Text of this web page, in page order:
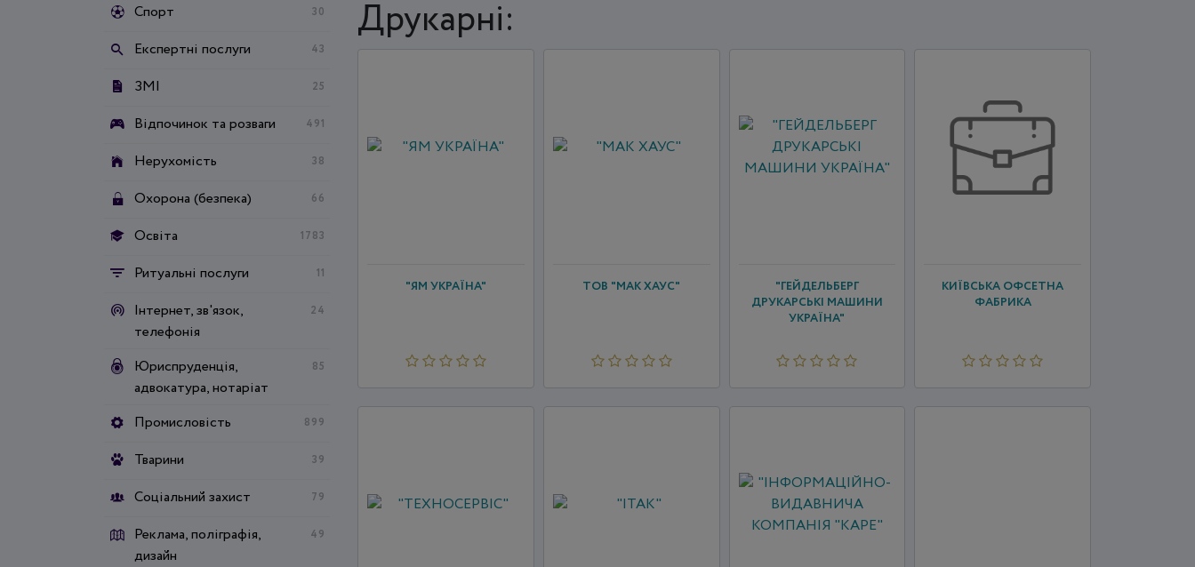
Спорт 30
Експертні послуги 43
ЗМІ 25
Відпочинок та розваги 491
Нерухомість 38
Охорона (безпека) 66
Освіта 1783
Ритуальні послуги 11
Інтернет, зв'язок,
телефонія
24
Юриспруденція,
адвокатура, нотаріат
85
Промисловість 899
Тварини 39
Соціальний захист 79
Реклама, поліграфія,
дизайн
49
Друкарні:
"ЯМ УКРАЇНА" ТОВ "МАК ХАУС"
"ГЕЙДЕЛЬБЕРГ
ДРУКАРСЬКІ МАШИНИ
УКРАЇНА"
КИЇВСЬКА ОФСЕТНА
ФАБРИКА